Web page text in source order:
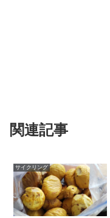
関連記事
サイクリング